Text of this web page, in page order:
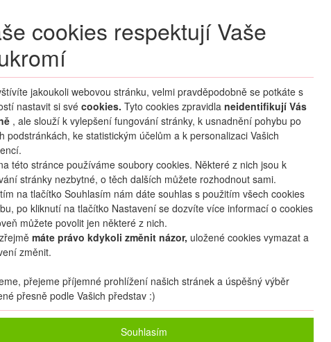
MojePřihlášení
cookies respektují Vaše
jakoukoli webovou stránku, velmi pravděpodobně se potkáte s
nastavit si svécookies. Tyto cookies zpravidla neidentifikují Vás
, ale slouží k vylepšení fungování stránky, k usnadnění pohybu po
podstránkách, ke statistickým účelům a k personalizaci Vašich
této stránce používáme soubory cookies. Některé z nich jsou k
stránky nezbytné, o těch dalších můžete rozhodnout sami.
na tlačítko Souhlasím nám dáte souhlas s použitím všech cookies
po kliknutí na tlačítko Nastavení se dozvíte více informací o cookies
můžete povolit jen některé z nich.
máte právo kdykoli změnit názor, uložené cookies vymazat a
změnit.
přejeme příjemné prohlížení našich stránek a úspěšný výběr
přesně podle Vašich představ :)
Souhlasím
CLUB
HLEDAT ZÁJEZDY
oblíbené sdílet
08.11. – 11.11.2026 (4 dny/3 noci)
Doprava
Letecky - Praha Detail letu